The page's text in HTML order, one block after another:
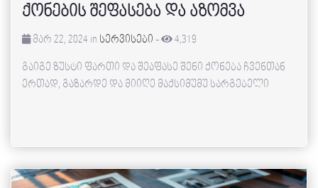
ქონების შეფასება და აზომვა
მარ 22, 2024 in სერვისები - 4,319
გაიგე ზუსტი ფართი და შეაფასე შენი ქონება ჩვენთან
ერთად, გაზარდე და მიიღე მაქსიმუმუ სარგებელი